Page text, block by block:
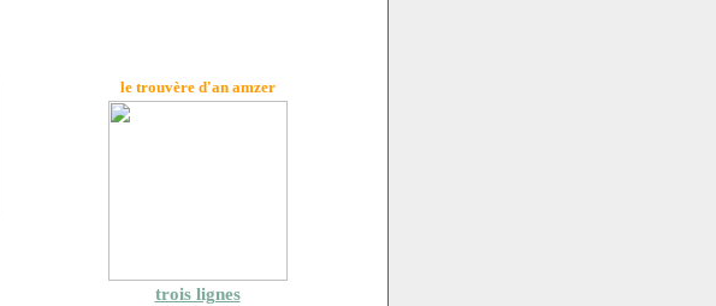
le trouvère d'an amzer
trois lignes